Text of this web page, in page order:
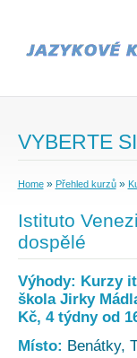
VYBERTE
Home» Přehled kurzů»
Istituto
dospělé
Výhody: Kurzy
škola Jirky
Kč, 4 týdny od
Místo: Benátky,